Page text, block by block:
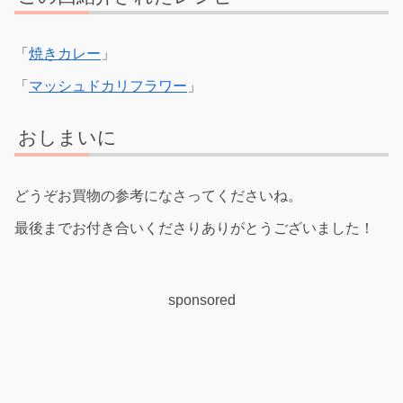
「 焼きカレー 」
「 マッシュドカリフラワー 」
おしまいに
どうぞお買物の参考になさってくださいね。
最後までお付き合いくださりありがとうございました！
sponsored